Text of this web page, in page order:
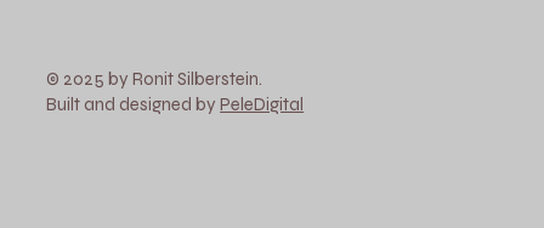
© 2025 by Ronit Silberstein.
Built and designed by PeleDigital